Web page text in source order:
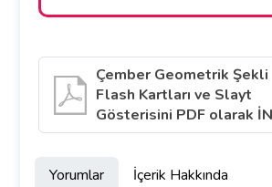
Çember Geometrik Şekli
Flash Kartları ve Slayt
Gösterisini PDF olarak
Yorumlar İçerik Hakkında